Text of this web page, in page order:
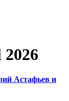
Астафьев и